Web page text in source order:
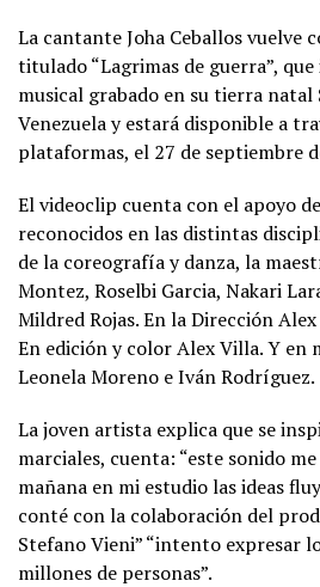
La cantante Joha Ceballos vuelve
titulado “Lagrimas de guerra”,
musical grabado en su tierra natal
Venezuela y estará disponible a
plataformas, el 27 de septiembre
El videoclip cuenta con el apoyo
reconocidos en las distintas
de la coreografía y danza, la
Montez, Roselbi Garcia, Nakari
Mildred Rojas. En la Dirección
En edición y color Alex Villa. Y en
Leonela Moreno e Iván Rodríguez.
La joven artista explica que se
marciales, cuenta: “este sonido
mañana en mi estudio las ideas
conté con la colaboración del
Stefano Vieni” “intento expresar
millones de personas”.